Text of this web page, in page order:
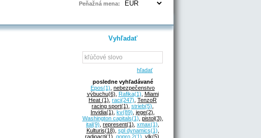
Peňažná mena:
Vyhľadať
hľadať
posledne vyhľadávané
Epos(1) nebezpečenstvo
výbuchu(6) Rafika(1) Miami
Heat (1) raci(247) TenzoR
racing sport(1) strieb(5)
Invidia(1) kv(89) jege(2)
Washington capitals(1) pistol(3)
ital(9) represent(1) xmax(1)
Kulturis(18) spl dynamics(1)
radioacti(1) gopro 2(1) vlk(5)